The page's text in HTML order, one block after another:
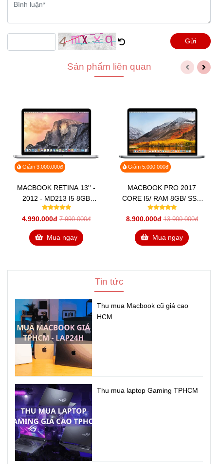
Gửi
Sản phẩm liên quan
Giảm 3.000.000đ
MACBOOK RETINA 13'' -
2012 - MD213 I5 8GB
256GB
4.990.000đ 7.990.000đ
Mua ngay
Giảm 5.000.000đ
MACBOOK PRO 2017
CORE I5/ RAM 8GB/ SSD
256GB/ 13.3” RETINA/
TOUCH BAR
8.900.000đ 13.900.000đ
Mua ngay
Tin tức
Thu mua Macbook cũ giá cao
HCM
Thu mua laptop Gaming TPHCM